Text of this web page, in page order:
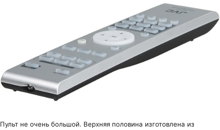
Пульт не очень большой. Верхняя половина изготовлена из